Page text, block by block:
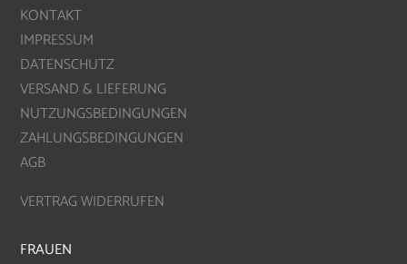
KONTAKT
IMPRESSUM
DATENSCHUTZ
VERSAND & LIEFERUNG
NUTZUNGSBEDINGUNGEN
ZAHLUNGSBEDINGUNGEN
AGB
VERTRAG WIDERRUFEN
FRAUEN